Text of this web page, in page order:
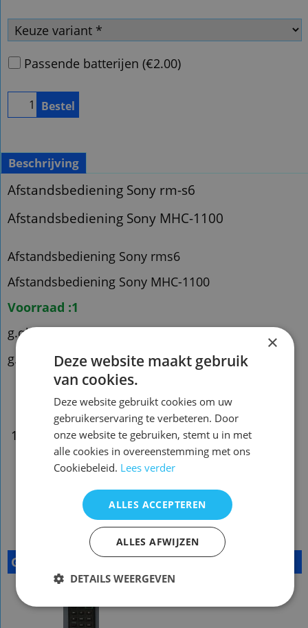
Passende batterijen (€2.00)
Bestel
Beschrijving
Afstandsbediening Sony rm-s6
Afstandsbediening Sony MHC-1100
Afstandsbediening Sony rms6
Afstandsbediening Sony MHC-1100
Voorraad :1
g.qh03
g.qh12
146534311
Gerelateerde Producten
×
Deze website maakt gebruik
van cookies.
Deze website gebruikt cookies om uw
gebruikerservaring te verbeteren. Door
onze website te gebruiken, stemt u in met
alle cookies in overeenstemming met ons
Cookiebeleid. Lees verder
ALLES ACCEPTEREN
ALLES AFWIJZEN
DETAILS WEERGEVEN